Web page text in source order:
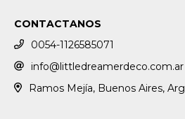
CONTACTANOS
0054-1126585071
info@littledreamerdeco.com.ar
Ramos Mejía, Buenos Aires,